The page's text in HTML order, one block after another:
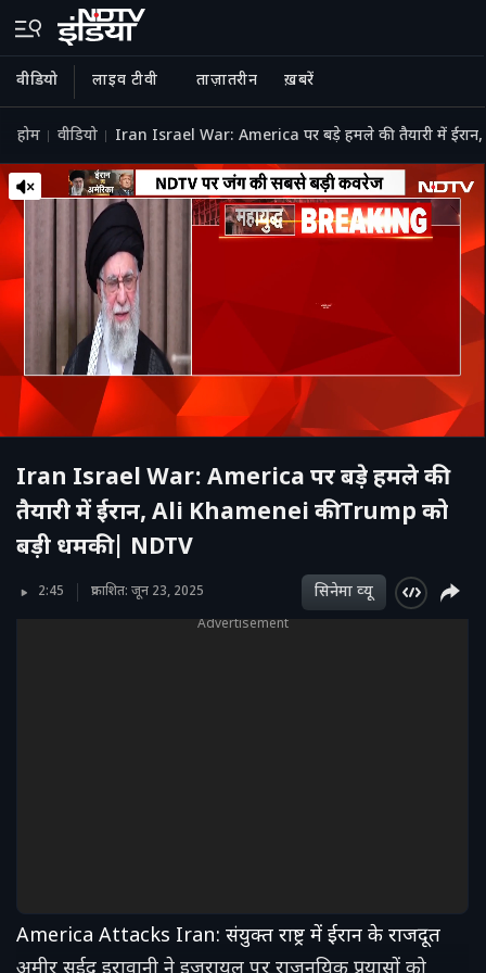
वीडियो लाइव टीवी ताज़ातरीन ख़बरें
होम वीडियो Iran Israel War: America पर बड़े हमले की तैयारी में
Iran Israel War: America पर बड़े हमले की
तैयारी में ईरान, Ali Khamenei की Trump को
बड़ी धमकी | NDTV
2:45 प्रकाशित: जून 23, 2025 सिनेमा व्‍यू
Advertisement
America Attacks Iran: संयुक्त राष्ट्र में ईरान के राजदूत